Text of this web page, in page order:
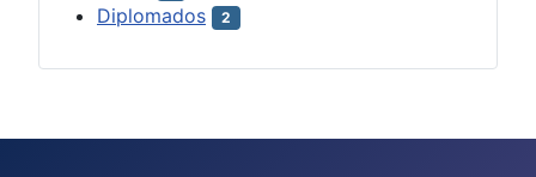
Diplomados 2